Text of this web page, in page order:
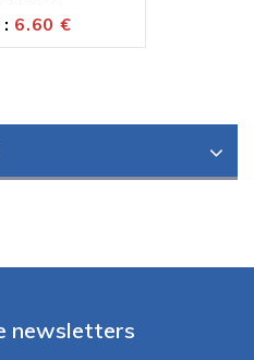
6.60 €
newsletters